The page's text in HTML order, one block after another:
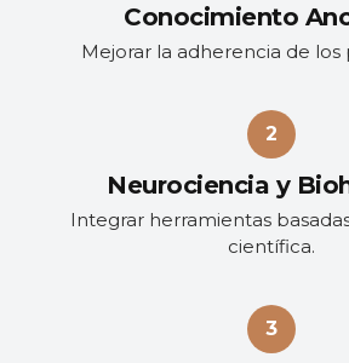
Conocimiento
Mejorar la adherencia de los
Neurociencia y
Integrar herramientas
científica.